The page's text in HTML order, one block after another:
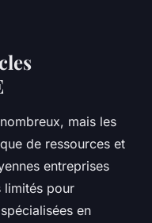
mais les
de ressources et
entreprises
limités pour
en